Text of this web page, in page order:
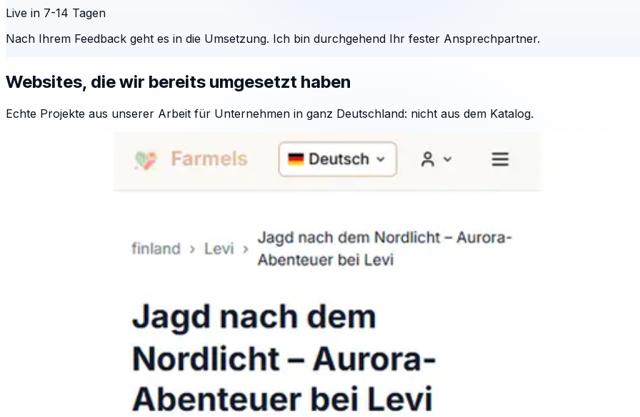
Live in 7-14 Tagen
Nach Ihrem Feedback geht es in die Umsetzung. Ich bin durchgehend Ihr fester Ansprechpartner.
Websites, die wir bereits umgesetzt haben
Echte Projekte aus unserer Arbeit für Unternehmen in ganz Deutschland: nicht aus dem Katalog.